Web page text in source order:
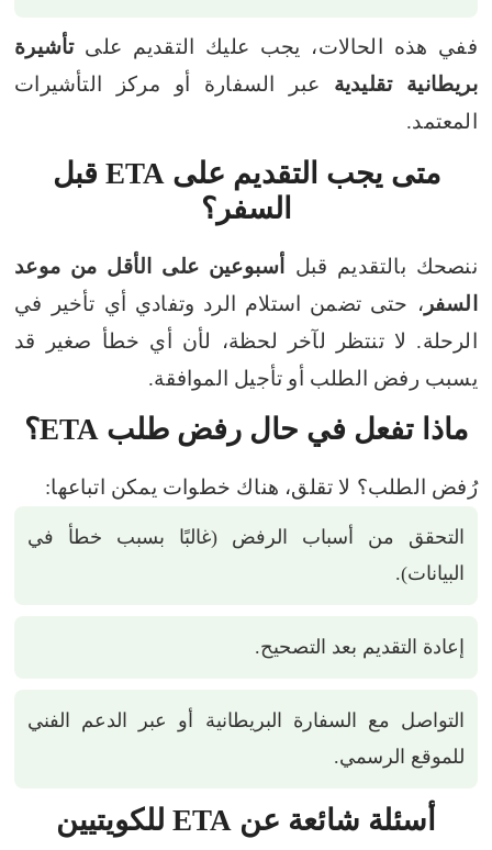
ففي هذه الحالات، يجب عليك التقديم علىتأشيرة
بريطانية تقليدية عبر السفارة أو مركز التأشيرات
المعتمد.
متى يجب التقديم على ETA قبل
السفر؟
ننصحك بالتقديم قبل
أسبوعين على الأقل من موعد
السفر ، حتى تضمن استلام الرد وتفادي أي تأخير في
الرحلة. لا تنتظر لآخر لحظة، لأن أي خطأ صغير قد
يسبب رفض الطلب أو تأجيل الموافقة.
ماذا تفعل في حال رفض طلب ETA؟
رُفض الطلب؟ لا تقلق، هناك خطوات يمكن اتباعها:
التحقق من أسباب الرفض (غالبًا بسبب خطأ في
البيانات).
إعادة التقديم بعد التصحيح.
التواصل مع السفارة البريطانية أو عبر الدعم الفني
للموقع الرسمي.
أسئلة شائعة عن ETA للكويتيين